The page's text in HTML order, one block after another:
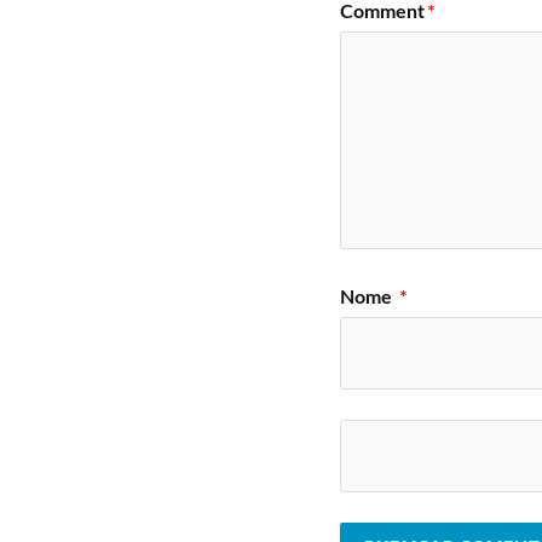
Comment *
Nome *